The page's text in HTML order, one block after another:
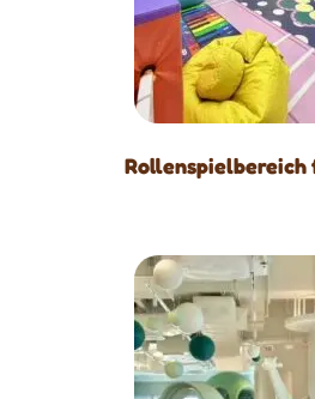
Rollenspielbereich